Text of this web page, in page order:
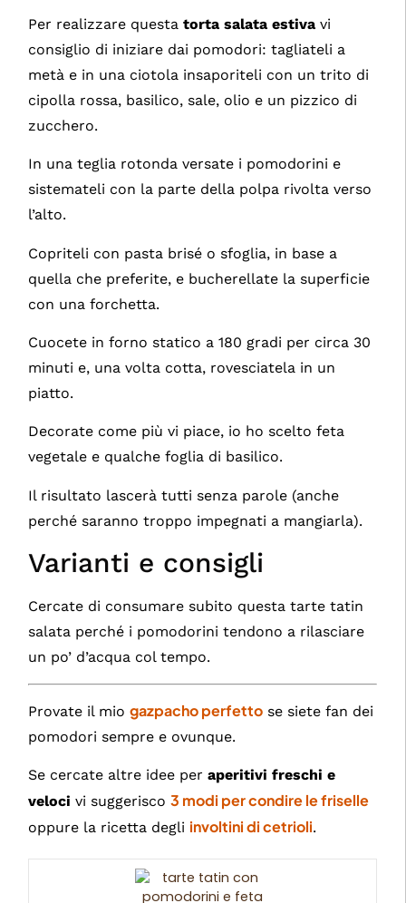
Per realizzare questatorta salata estiva vi
consiglio di iniziare dai pomodori: tagliateli a
metà e in una ciotola insaporiteli con un trito di
cipolla rossa, basilico, sale, olio e un pizzico di
zucchero.
In una teglia rotonda versate i pomodorini e
sistemateli con la parte della polpa rivolta verso
l’alto.
Copriteli con pasta brisé o sfoglia, in base a
quella che preferite, e bucherellate la superficie
con una forchetta.
Cuocete in forno statico a 180 gradi per circa 30
minuti e, una volta cotta, rovesciatela in un
piatto.
Decorate come più vi piace, io ho scelto feta
vegetale e qualche foglia di basilico.
Il risultato lascerà tutti senza parole (anche
perché saranno troppo impegnati a mangiarla).
Varianti e consigli
Cercate di consumare subito questa tarte tatin
salata perché i pomodorini tendono a rilasciare
un po’ d’acqua col tempo.
Provate il miogazpacho perfetto se siete fan dei
pomodori sempre e ovunque.
Se cercate altre idee peraperitivi freschi e
veloci vi suggerisco3 modi per condire le friselle
oppure la ricetta degli involtini di cetrioli.